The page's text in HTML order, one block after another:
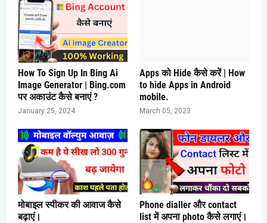
How To Sign Up In Bing Ai
Image Generator | Bing.com
पर अकाउंट कैसे बनाएं ?
January 25, 2024
Apps को Hide कैसे करें | How
to hide Apps in Android
mobile.
March 05, 2023
मोबाइल स्पीकर की आवाज कैसे
बढ़ाएं।
Phone dialler और contact
list में अपना photo कैसे लगाएं।